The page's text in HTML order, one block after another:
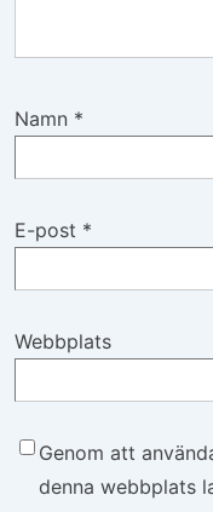
Namn *
E-post *
Webbplats
Genom att
denna webbplats